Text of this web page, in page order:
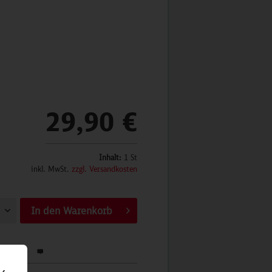
29,90 €
Inhalt: 1 St
inkl. MwSt. zzgl. Versandkosten
In den Warenkorb